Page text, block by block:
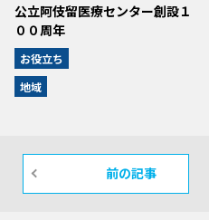
公立阿伎留医療センター創設１
００周年
お役立ち
地域
前の記事